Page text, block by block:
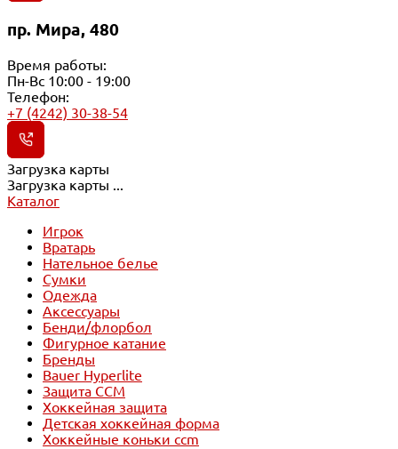
пр. Мира, 480
Время работы:
Пн-Вс 10:00 - 19:00
Телефон:
+7 (4242) 30-38-54
Загрузка карты
Загрузка карты ...
Каталог
Игрок
Вратарь
Нательное белье
Сумки
Одежда
Аксессуары
Бенди/флорбол
Фигурное катание
Бренды
Bauer Hyperlite
Защита CCM
Хоккейная защита
Детская хоккейная форма
Хоккейные коньки ccm